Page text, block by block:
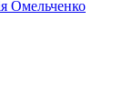
Омельченко